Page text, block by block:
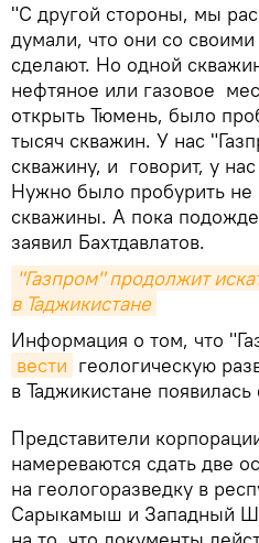
"С другой стороны, мы
думали, что они со
сделают. Но одной
нефтяное или газовое
открыть Тюмень, было
тысяч скважин. У нас
скважину, и говорит, у
Нужно было пробурить не
скважины. А пока
заявил Бахтдавлатов.
"Газпром" продолжит
в Таджикистане
Информация о том, что
вести геологическую
в Таджикистане
Представители
намереваются сдать две
на геологоразведку в
Сарыкамыш и Западный